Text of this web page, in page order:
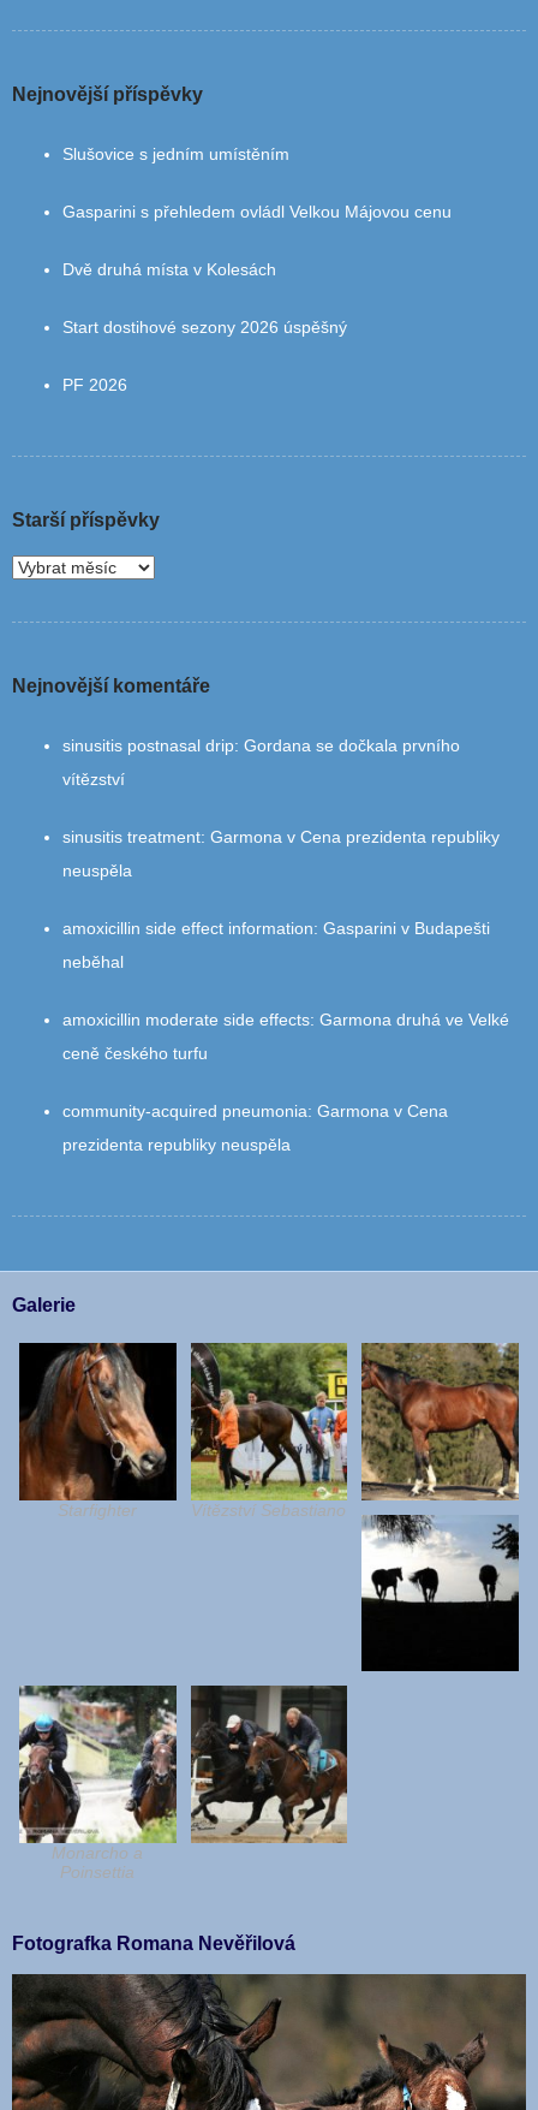
Nejnovější příspěvky
Slušovice s jedním umístěním
Gasparini s přehledem ovládl Velkou Májovou cenu
Dvě druhá místa v Kolesách
Start dostihové sezony 2026 úspěšný
PF 2026
Starší příspěvky
Nejnovější komentáře
sinusitis postnasal drip: Gordana se dočkala prvního
vítězství
sinusitis treatment: Garmona v Cena prezidenta republiky
neuspěla
amoxicillin side effect information: Gasparini v Budapešti
neběhal
amoxicillin moderate side effects: Garmona druhá ve Velké
ceně českého turfu
community‑acquired pneumonia: Garmona v Cena
prezidenta republiky neuspěla
Galerie
Starfighter Vítězství Sebastiano
Monarcho a
Poinsettia
Fotografka Romana Nevěřilová